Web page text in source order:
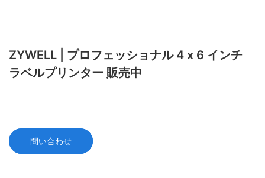
ZYWELL | プロフェッショナル 4 x 6 インチ
ラベルプリンター 販売中
問い合わせ